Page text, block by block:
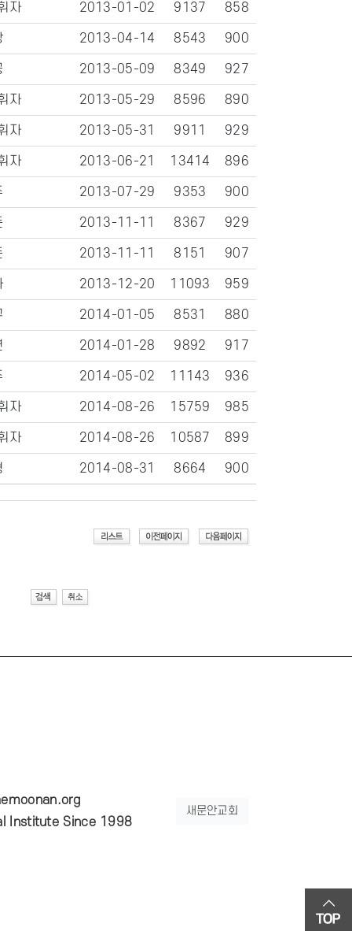
자 2013-01-02 9137 858
2013-04-14 8543 900
2013-05-09 8349 927
자 2013-05-29 8596 890
자 2013-05-31 9911 929
자 2013-06-21 13414 896
2013-07-29 9353 900
2013-11-11 8367 929
2013-11-11 8151 907
2013-12-20 11093 959
2014-01-05 8531 880
2014-01-28 9892 917
2014-05-02 11143 936
자 2014-08-26 15759 985
자 2014-08-26 10587 899
2014-08-31 8664 900
Institute Since 1998
새문안교회